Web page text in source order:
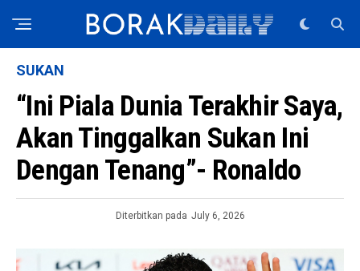
SUKAN
“Ini Piala Dunia Terakhir Saya,
Akan Tinggalkan Sukan Ini
Dengan Tenang”- Ronaldo
Diterbitkan pada July 6, 2026